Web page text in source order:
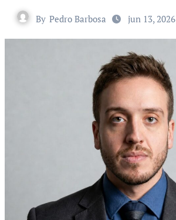
By Pedro Barbosa jun 13, 2026